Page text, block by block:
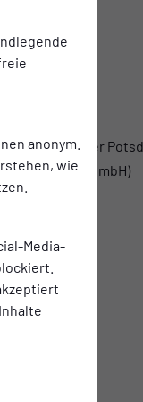
anonym.
wie
Media-
und Wasser
Potsdam GmbH)